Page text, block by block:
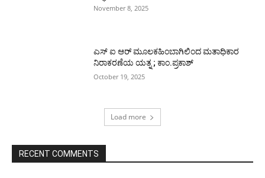
November 8, 2025
ಎಸ್ ಐ ಆರ್ ಮೂಲಕಹಿಂಬಾಗಿಲಿಂದ ಮತಾಧಿಕಾರ
ನಿರಾಕರಣೆಯ ಯತ್ನ ; ಕಾಂ.ಪ್ರಕಾಶ್
October 19, 2025
Load more
RECENT COMMENTS